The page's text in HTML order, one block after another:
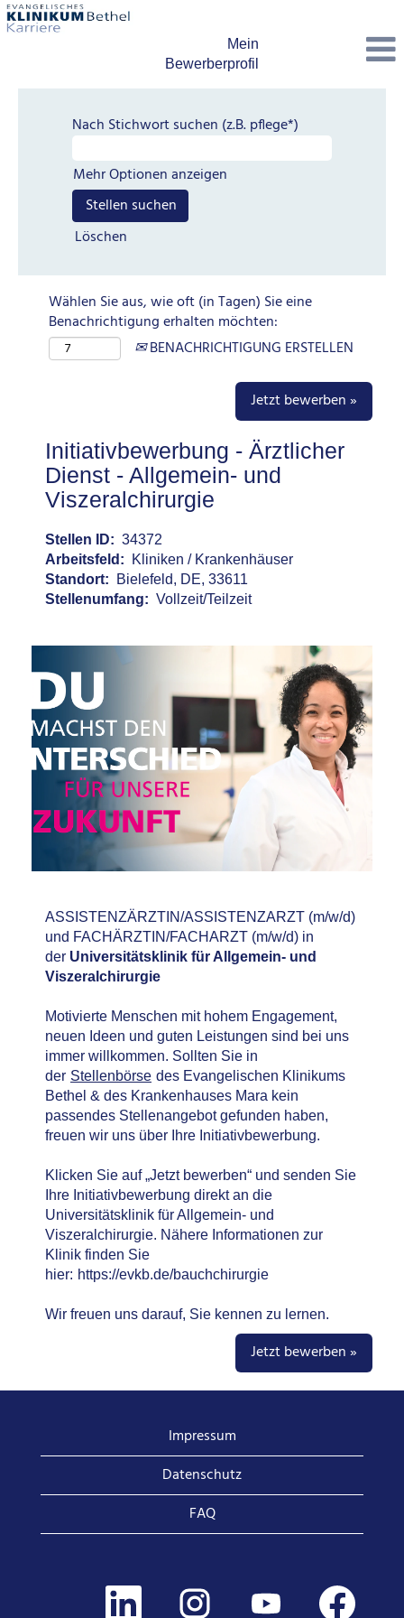
Mein
Bewerberprofil
Nach Stichwort suchen (z.B. pflege*)
Mehr Optionen anzeigen
Löschen
Wählen Sie aus, wie oft (in Tagen) Sie eine
Benachrichtigung erhalten möchten:
BENACHRICHTIGUNG ERSTELLEN
Jetzt bewerben »
Initiativbewerbung - Ärztlicher
Dienst - Allgemein- und
Viszeralchirurgie
Stellen ID: 34372
Arbeitsfeld:
Kliniken / Krankenhäuser
Standort:
Bielefeld, DE, 33611
Stellenumfang: Vollzeit/Teilzeit
ASSISTENZÄRZTIN/ASSISTENZARZT (m/w/d)
und FACHÄRZTIN/FACHARZT (m/w/d) in
der Universitätsklinik für Allgemein- und
Viszeralchirurgie
Motivierte Menschen mit hohem Engagement,
neuen Ideen und guten Leistungen sind bei uns
immer willkommen. Sollten Sie in
der Stellenbörse des Evangelischen Klinikums
Bethel & des Krankenhauses Mara kein
passendes Stellenangebot gefunden haben,
freuen wir uns über Ihre Initiativbewerbung.
Klicken Sie auf „Jetzt bewerben“ und senden Sie
Ihre Initiativbewerbung direkt an die
Universitätsklinik für Allgemein- und
Viszeralchirurgie. Nähere Informationen zur
Klinik finden Sie
hier: https://evkb.de/bauchchirurgie
Wir freuen uns darauf, Sie kennen zu lernen.
Jetzt bewerben »
Impressum
Datenschutz
FAQ
W W W W